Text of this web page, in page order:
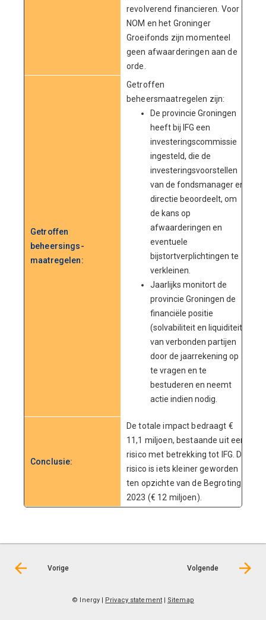
revolverend financieren. Voor
NOM en het Groninger
Groeifonds zijn momenteel
geen afwaarderingen aan de
orde.
Getroffen
beheersings-
maatregelen:
Getroffen
beheersmaatregelen zijn:
De provincie Groningen
heeft bij IFG een
investeringscommissie
ingesteld, die de
investeringsvoorstellen
van de fondsmanager en
directie beoordeelt, om
de kans op
afwaarderingen en
eventuele
bijstortverplichtingen te
verkleinen.
Jaarlijks monitort de
provincie Groningen de
financiële positie
(solvabiliteit en liquiditeit)
van verbonden partijen
door de jaarrekening op
te vragen en te
bestuderen en neemt
actie indien nodig.
Conclusie:
De totale impact bedraagt €
11,1 miljoen, bestaande uit een
risico met betrekking tot IFG. Dit
risico is iets kleiner geworden
ten opzichte van de Begroting
2023 (€ 12 miljoen).
Vorige Volgende
© Inergy | Privacy statement| Sitemap